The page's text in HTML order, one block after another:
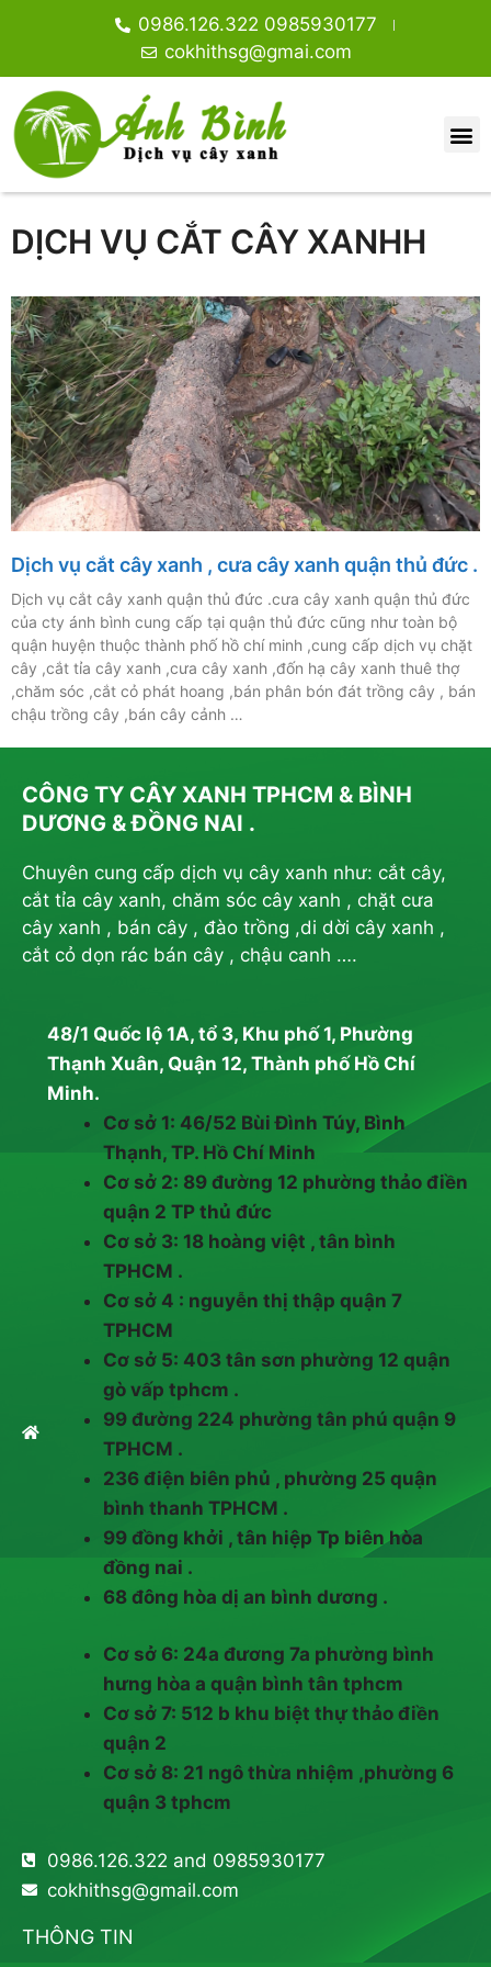
0986.126.322 0985930177
cokhithsg@gmai.com
DỊCH VỤ CẮT CÂY XANHH
Dịch vụ cắt cây xanh , cưa cây xanh quận thủ đức .
Dịch vụ cắt cây xanh quận thủ đức .cưa cây xanh quận thủ đức
của cty ánh bình cung cấp tại quận thủ đức cũng như toàn bộ
quận huyện thuộc thành phố hồ chí minh ,cung cấp dịch vụ chặt
cây ,cắt tỉa cây xanh ,cưa cây xanh ,đốn hạ cây xanh thuê thợ
,chăm sóc ,cắt cỏ phát hoang ,bán phân bón đát trồng cây , bán
chậu trồng cây ,bán cây cảnh …
CÔNG TY CÂY XANH TPHCM & BÌNH
DƯƠNG & ĐỒNG NAI .
Chuyên cung cấp dịch vụ cây xanh như: cắt cây,
cắt tỉa cây xanh, chăm sóc cây xanh , chặt cưa
cây xanh , bán cây , đào trồng ,di dời cây xanh ,
cắt cỏ dọn rác bán cây , chậu canh ….
48/1 Quốc lộ 1A, tổ 3, Khu phố 1, Phường
Thạnh Xuân, Quận 12, Thành phố Hồ Chí
Minh.
Cơ sở 1: 46/52 Bùi Đình Túy, Bình
Thạnh, TP. Hồ Chí Minh
Cơ sở 2: 89 đường 12 phường thảo điền
quận 2 TP thủ đức
Cơ sở 3: 18 hoàng việt , tân bình
TPHCM .
Cơ sở 4 : nguyễn thị thập quận 7
TPHCM
Cơ sở 5: 403 tân sơn phường 12 quận
gò vấp tphcm .
99 đường 224 phường tân phú quận 9
TPHCM .
236 điện biên phủ , phường 25 quận
bình thanh TPHCM .
99 đồng khởi , tân hiệp Tp biên hòa
đồng nai .
68 đông hòa dị an bình dương .
Cơ sở 6: 24a đương 7a phường bình
hưng hòa a quận bình tân tphcm
Cơ sở 7: 512 b khu biệt thự thảo điền
quận 2
Cơ sở 8: 21 ngô thừa nhiệm ,phường 6
quận 3 tphcm
0986.126.322 and 0985930177
cokhithsg@gmail.com
THÔNG TIN